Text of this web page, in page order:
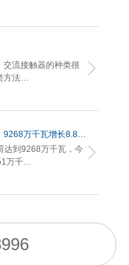
流接触器的种类很
方法…
浙江电力全社会用电负荷今年七创历史新高：9268万千瓦增长8.82%
达到9268万千瓦，今
万千…